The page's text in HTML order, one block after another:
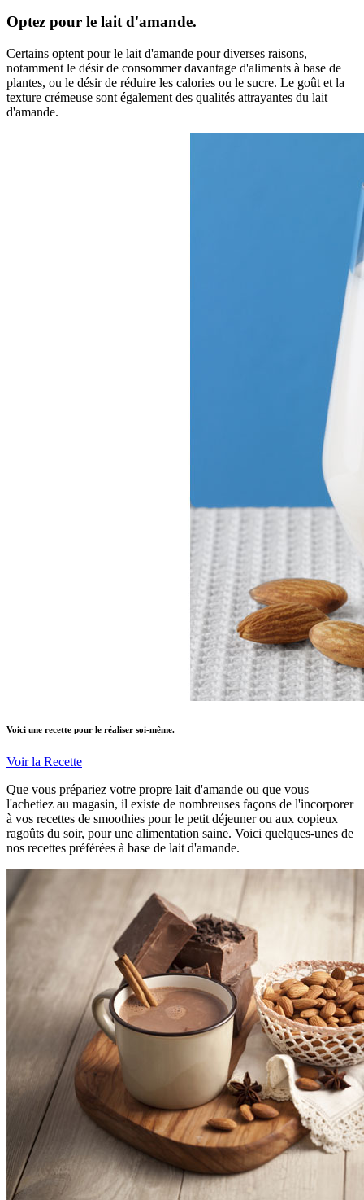
Optez pour le lait d'amande.
Certains optent pour le lait d'amande pour diverses raisons,
notamment le désir de consommer davantage d'aliments à base de
plantes, ou le désir de réduire les calories ou le sucre. Le goût et la
texture crémeuse sont également des qualités attrayantes du lait
d'amande.
Voici une recette pour le réaliser soi-même.
Voir la Recette
Que vous prépariez votre propre lait d'amande ou que vous
l'achetiez au magasin, il existe de nombreuses façons de l'incorporer
à vos recettes de smoothies pour le petit déjeuner ou aux copieux
ragoûts du soir, pour une alimentation saine. Voici quelques-unes de
nos recettes préférées à base de lait d'amande.